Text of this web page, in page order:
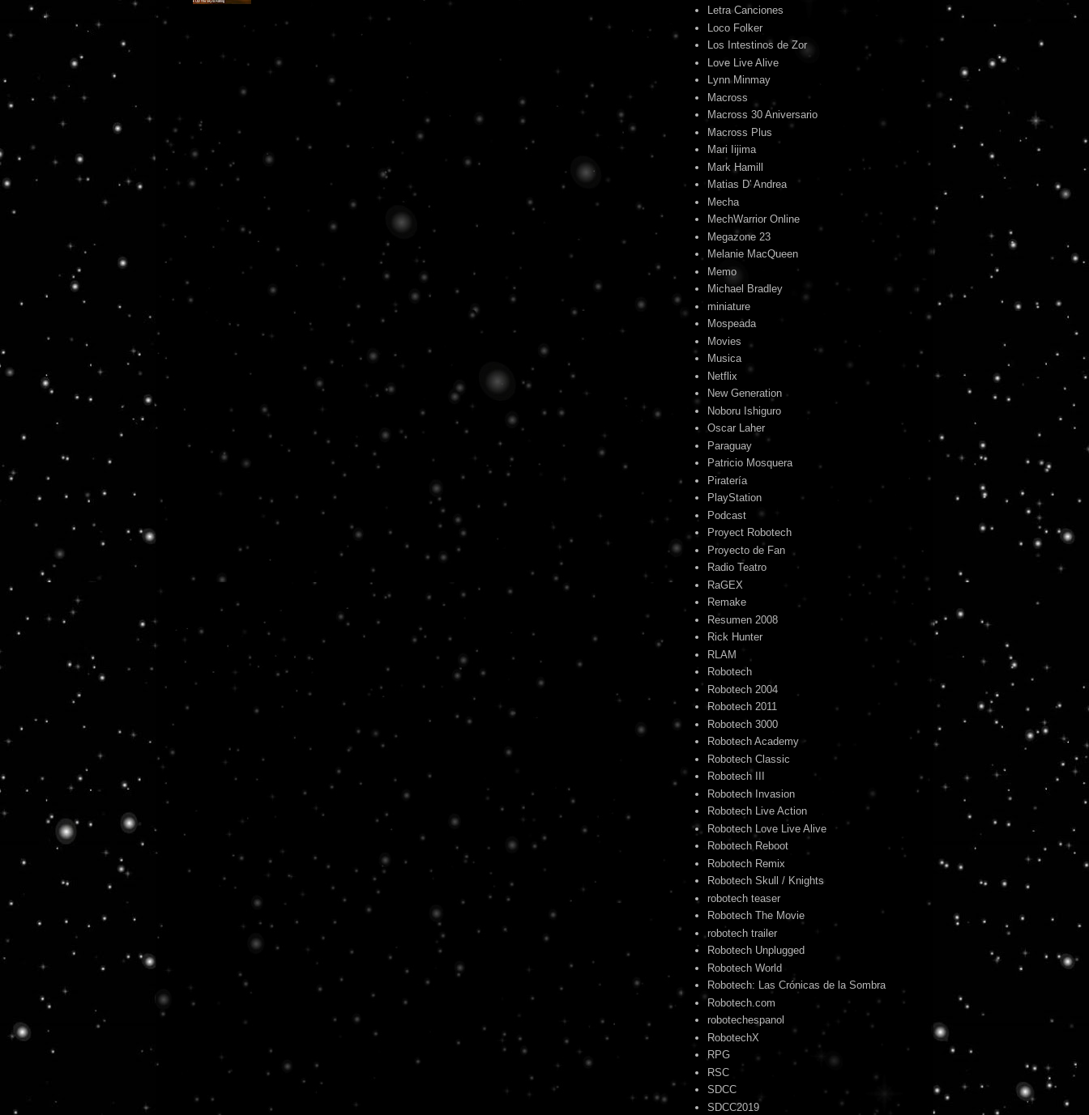
Letra Canciones
Loco Folker
Los Intestinos de Zor
Love Live Alive
Lynn Minmay
Macross
Macross 30 Aniversario
Macross Plus
Mari Iijima
Mark Hamill
Matias D' Andrea
Mecha
MechWarrior Online
Megazone 23
Melanie MacQueen
Memo
Michael Bradley
miniature
Mospeada
Movies
Musica
Netflix
New Generation
Noboru Ishiguro
Oscar Laher
Paraguay
Patricio Mosquera
Piratería
PlayStation
Podcast
Proyect Robotech
Proyecto de Fan
Radio Teatro
RaGEX
Remake
Resumen 2008
Rick Hunter
RLAM
Robotech
Robotech 2004
Robotech 2011
Robotech 3000
Robotech Academy
Robotech Classic
Robotech III
Robotech Invasion
Robotech Live Action
Robotech Love Live Alive
Robotech Reboot
Robotech Remix
Robotech Skull / Knights
robotech teaser
Robotech The Movie
robotech trailer
Robotech Unplugged
Robotech World
Robotech: Las Crónicas de la Sombra
Robotech.com
robotechespanol
RobotechX
RPG
RSC
SDCC
SDCC2019